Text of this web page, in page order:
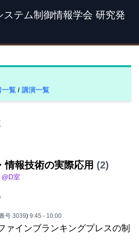
ステム制御情報学会 研究発
一覧 / 講演一覧
情報技術の実際応用 (2)
@D室
号 3039) 9:45 - 10:00
ァインブランキングプレスの制